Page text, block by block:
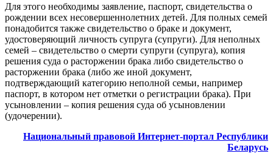
Для этого необходимы заявление, паспорт, свидетельства о
рождении всех несовершеннолетних детей. Для полных семей
понадобится также свидетельство о браке и документ,
удостоверяющий личность супруга (супруги). Для неполных
семей – свидетельство о смерти супруги (супруга), копия
решения суда о расторжении брака либо свидетельство о
расторжении брака (либо же иной документ,
подтверждающий категорию неполной семьи, например
паспорт, в котором нет отметки о регистрации брака). При
усыновлении – копия решения суда об усыновлении
(удочерении).
Национальный правовой Интернет-портал Республики
Беларусь